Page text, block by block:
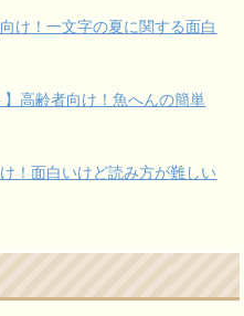
け！一文字の夏に関する面白
】高齢者向け！魚へんの簡単
！面白いけど読み方が難しい